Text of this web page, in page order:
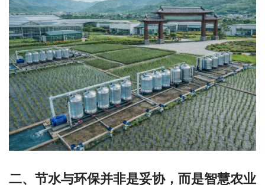
二、 节水与环保并非是妥协，而是智慧农业